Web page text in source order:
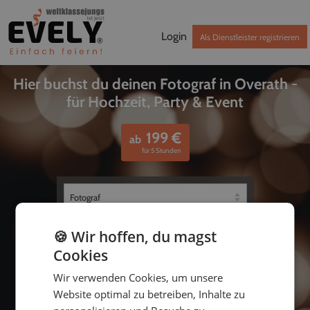
Login Als Dienstleister registrieren
Hier buchst du deinen Fotograf in Overath -
für Hochzeit, Party & Event
ab 199€
für 5 Stunden
bis
🍪 Wir hoffen, du magst
Cookies
Wir verwenden Cookies, um unsere
Website optimal zu betreiben, Inhalte zu